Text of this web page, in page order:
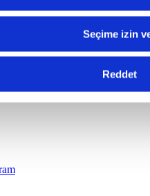
Seçime izin
Reddet
Park Blokları B1 Blok